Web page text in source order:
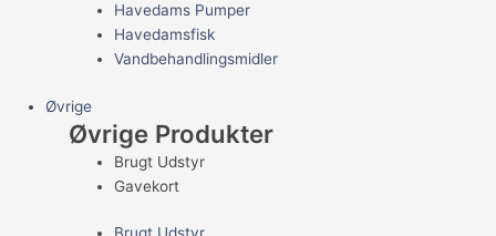
Havedams Pumper
Havedamsfisk
Vandbehandlingsmidler
Øvrige
Øvrige Produkter
Brugt Udstyr
Gavekort